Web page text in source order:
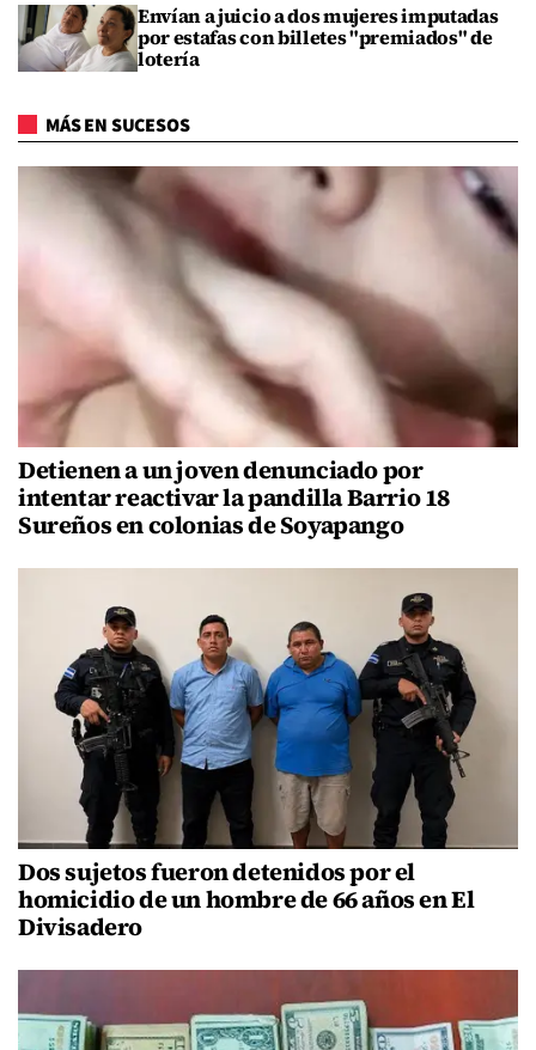
Envían a juicio a dos mujeres imputadas
por estafas con billetes "premiados" de
lotería
MÁS EN SUCESOS
Detienen a un joven denunciado por
intentar reactivar la pandilla Barrio 18
Sureños en colonias de Soyapango
Dos sujetos fueron detenidos por el
homicidio de un hombre de 66 años en El
Divisadero